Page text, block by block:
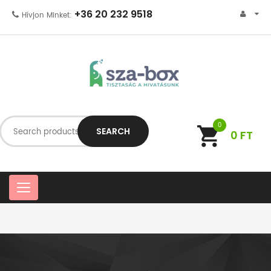
Hívjon Minket: +36 20 232 9518
SEARCH 0
0 FT
C
a